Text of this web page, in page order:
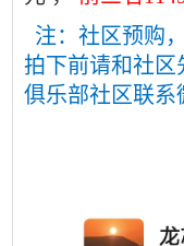
注：社区预购
拍下前请和社区
俱乐部社区联系